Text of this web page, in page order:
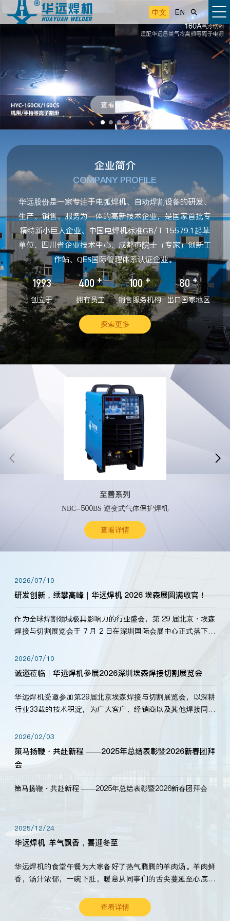
中文 EN 
查看详情
企业简介
COMPANY PROFILE
华远股份是一家专注于电弧焊机、自动焊割设备的研发、
生产、销售、服务为一体的高新技术企业，是国家首批专
精特新小巨人企业、中国电焊机标准GB/T 15579.1起草
单位、四川省企业技术中心、成都市院士（专家）创新工
作站、QES国际管理体系认证企业。
1993
创立于
400 +
拥有员工
100 +
销售服务机构
80 +
出口国家地区
探索更多
至善系列
NBC-500BS 逆变式气体保护焊机
查看详情
 
2026/07/10
研发创新，续攀高峰｜华远焊机 2026 埃森展圆满收官！
作为全球焊割领域极具影响力的行业盛会，第 29 届北京・埃森
焊接与切割展览会于 7 月 2 日在深圳国际会展中心正式落下帷
标准，持之以恒研发新产品、新技术。新老客户、行业伙伴、
海内外客户为目睹公司发布的新产…
2026/07/10
诚邀莅临｜华远焊机参展2026深圳埃森焊接切割展览会
华远焊机受邀参加第29届北京埃森焊接与切割展览会，以深耕
行业33载的技术积淀，为广大客户、经销商以及其他焊接同仁
2026/02/03
策马扬鞭・共赴新程 ——2025年总结表彰暨2026新春团拜
会
策马扬鞭・共赴新程 ——2025年总结表彰暨2026新春团拜会
2025/12/24
华远焊机 |羊气飘香，喜迎冬至
华远焊机的食堂午餐为大家备好了热气腾腾的羊肉汤。羊肉鲜
香，汤汁浓郁，一碗下肚，暖意从同事们的舌尖蔓延至心底。
查看详情